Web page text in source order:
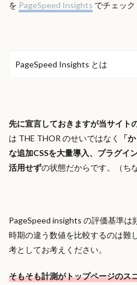
を PageSpeed Insights でチェック
PageSpeed Insights とは
先に宣言しておきますが当サイト
は THE THOR のせいではなく
「
な追加CSSを大量導入、プラグイ
活用せずの状態だからです。（ち
PageSpeed insights の評価基準は
時期の違う数値を比較するのは難
考としてお考えください。
そもそも計測がトップページのス